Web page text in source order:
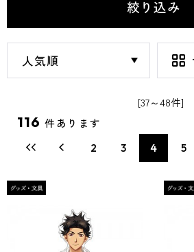
絞り込み
[37～48件]
116 件あります
2 3 4 5